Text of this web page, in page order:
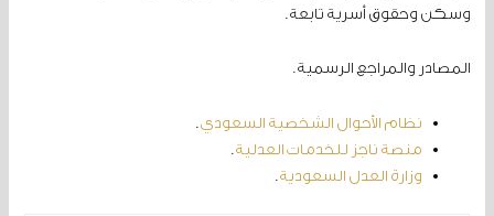
وسكن وحقوق أسرية تابعة.
المصادر والمراجع الرسمية.
نظام الأحوال الشخصية السعودي.
منصة ناجز للخدمات العدلية.
وزارة العدل السعودية.